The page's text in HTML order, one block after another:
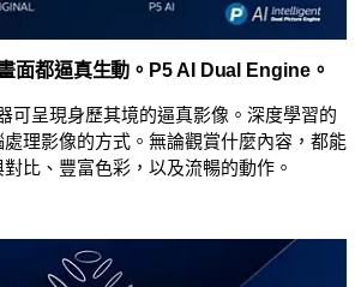
面都逼真生動。P5 AI Dual Engine。
可呈現身歷其境的逼真影像。深度學習的
理影像的方式。無論觀賞什麼內容，都能
比、豐富色彩，以及流暢的動作。